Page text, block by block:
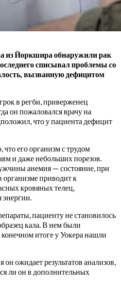
из Йоркшира обнаружили рак
списывал проблемы со
вызванную дефицитом
в регби, приверженец
он пожаловался врачу на
что у пациента дефицит
что его организм с трудом
и даже небольших порезов.
анемия — состояние, при
организме приводит к
кровяных телец,
энергии.
пациенту не становилось
кала. В нем были
итоге у Уокера нашли
ожидает результатов анализов,
ли он в дополнительных